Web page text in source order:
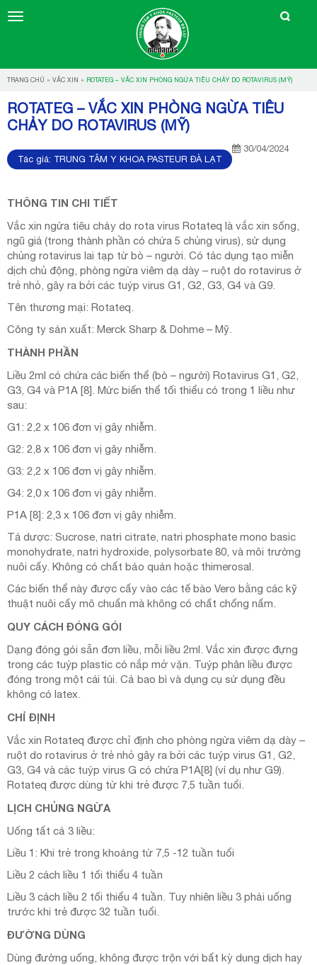
TRANG CHỦ » VẮC XIN » ROTATEG – VẮC XIN PHÒNG NGỪA TIÊU CHẢY DO ROTAVIRUS (MỸ)
ROTATEG – VẮC XIN PHÒNG NGỪA TIÊU
CHẢY DO ROTAVIRUS (MỸ)
30/04/2024
Tác giả: TRUNG TÂM Y KHOA PASTEUR ĐÀ LẠT
THÔNG TIN CHI TIẾT
Vắc xin ngừa tiêu chảy do rota virus Rotateq là vắc xin sống,
ngũ giá (trong thành phần có chứa 5 chủng virus), sử dụng
chủng rotavirus lai tạp từ bò – người. Có tác dụng tạo miễn
dịch chủ động, phòng ngừa viêm dạ dày – ruột do rotavirus ở
trẻ nhỏ, gây ra bởi các tuýp virus G1, G2, G3, G4 và G9.
Tên thương mại: Rotateq.
Công ty sản xuất: Merck Sharp & Dohme – Mỹ.
THÀNH PHẦN
Liều 2ml có chứa các biến thể (bò – người) Rotavirus G1, G2,
G3, G4 và P1A [8]. Mức biến thể tối thiểu có trong 1 liều như
sau:
G1: 2,2 x 106 đơn vị gây nhiễm.
G2: 2,8 x 106 đơn vị gây nhiễm.
G3: 2,2 x 106 đơn vị gây nhiễm.
G4: 2,0 x 106 đơn vị gây nhiễm.
P1A [8]: 2,3 x 106 đơn vị gây nhiễm.
Tá dược: Sucrose, natri citrate, natri phosphate mono basic
monohydrate, natri hydroxide, polysorbate 80, và môi trường
nuôi cấy. Không có chất bảo quản hoặc thimerosal.
Các biến thể này được cấy vào các tế bào Vero bằng các kỹ
thuật nuôi cấy mô chuẩn mà không có chất chống nấm.
QUY CÁCH ĐÓNG GÓI
Dạng đóng gói sẵn đơn liều, mỗi liều 2ml. Vắc xin được đựng
trong các tuýp plastic có nắp mở vặn. Tuýp phân liều được
đóng trong một cái túi. Cả bao bì và dụng cụ sử dụng đều
không có latex.
CHỈ ĐỊNH
Vắc xin Rotateq được chỉ định cho phòng ngừa viêm dạ dày –
ruột do rotavirus ở trẻ nhỏ gây ra bởi các tuýp virus G1, G2,
G3, G4 và các tuýp virus G có chứa P1A[8] (ví dụ như G9).
Rotateq được dùng từ khi trẻ được 7,5 tuần tuổi.
LỊCH CHỦNG NGỪA
Uống tất cả 3 liều:
Liều 1: Khi trẻ trong khoảng từ 7,5 -12 tuần tuổi
Liều 2 cách liều 1 tối thiểu 4 tuần
Liều 3 cách liều 2 tối thiểu 4 tuần. Tuy nhiên liều 3 phải uống
trước khi trẻ được 32 tuần tuổi.
ĐƯỜNG DÙNG
Dùng đường uống, không được trộn với bất kỳ dung dịch hay